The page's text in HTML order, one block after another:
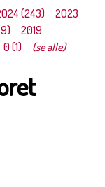
(243)
2023
2019
0 (1) (se alle)